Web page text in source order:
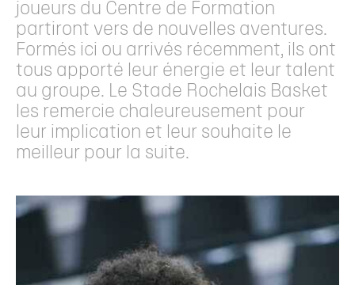
joueurs du Centre de Formation
partiront vers de nouvelles aventures.
Formés ici ou arrivés récemment, ils ont
tous apporté leur énergie et leur talent
au groupe. Le Stade Rochelais Basket
les remercie chaleureusement pour
leur implication et leur souhaite le
meilleur pour la suite.